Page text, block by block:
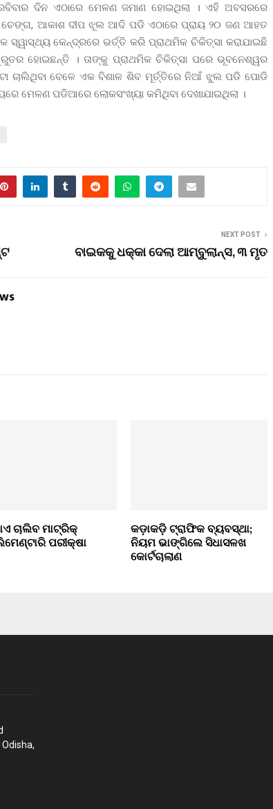
ଦିନ ଏଠାରେ ମେଳଣ ଜମାଣ ହୋଇଥିଲା । ଏହି ଅବସରରେ
ଚେଙ୍ଗ, ଆକାଶ ଦୀପ ଝୂଲ ଆଦି ପଡି ଏଠାରେ ପ୍ରାୟ ୨୦ ଜଣ ଆହତ
ସ୍ୱାସ୍ଥ୍ୟ କେନ୍ଦ୍ରରେ ଭର୍ତ୍ତି କରି ପ୍ରାଥମିକ ଚିକିତ୍ସା କରାଯାଇଛି
ହୋଇଛନ୍ତି । ତାଙ୍କୁ ପ୍ରାଥମିକ ଚିକିତ୍ସା ପରେ ଭୂବନେଶ୍ୱର
ଚାଲିଥିବା ବେଳେ ଏକ ବିଶାଳ ଶିବ ମୂର୍ତ୍ତିରେ ନିଆଁ ଝୁଲ ପଡି ପୋଡି
ମେଳଣ ପଡିଆରେ ଲୋକସଂଖ୍ୟା କମିଥିବା ଦେଖାଯାଇଥିଲା ।
NEXT POST
ବାଇକକୁ ଧକ୍କା ଦେଲା ଆମ୍ବୁଲାନ୍ସ, ୩ ମୃତ
ଚାଲିବ ମାଟ୍ରିକ୍
ପରୀକ୍ଷା
କଡ଼ାକଡ଼ି ଟ୍ରାଫିକ ବ୍ୟବସ୍ଥା;
ନିୟମ ଭାଙ୍ଗିଲେ ସିଧାସଳଖ
କୋର୍ଟଚାଲାଣ